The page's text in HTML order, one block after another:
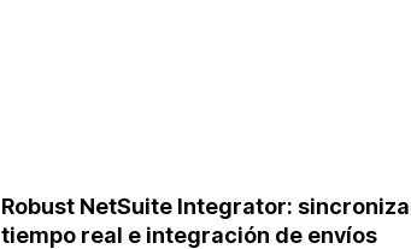
Robust NetSuite Integrator:
tiempo real e integración de envíos